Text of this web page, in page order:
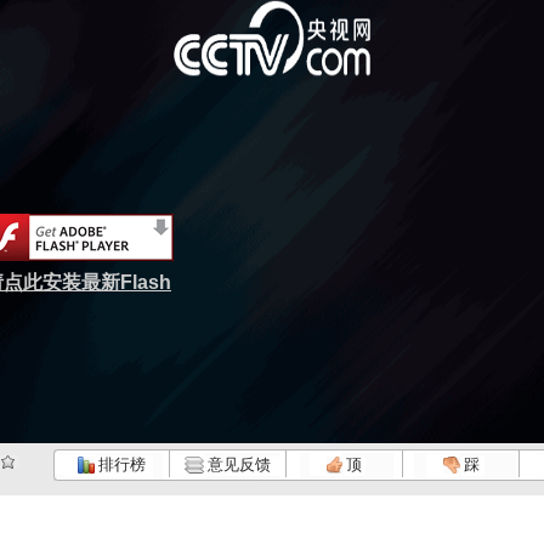
点此安装最新Flash
排行榜 意见反馈 顶 踩